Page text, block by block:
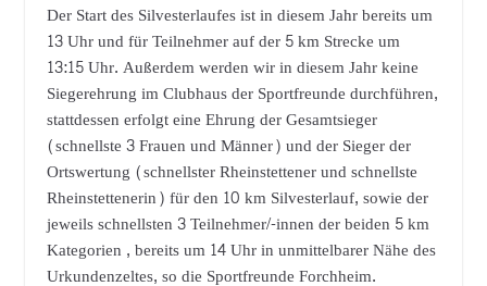
Der Start des Silvesterlaufes ist in diesem Jahr bereits um
13 Uhr und für Teilnehmer auf der 5 km Strecke um
13:15 Uhr. Außerdem werden wir in diesem Jahr keine
Siegerehrung im Clubhaus der Sportfreunde durchführen,
stattdessen erfolgt eine Ehrung der Gesamtsieger
(schnellste 3 Frauen und Männer) und der Sieger der
Ortswertung (schnellster Rheinstettener und schnellste
Rheinstettenerin) für den 10 km Silvesterlauf, sowie der
jeweils schnellsten 3 Teilnehmer/-innen der beiden 5 km
Kategorien , bereits um 14 Uhr in unmittelbarer Nähe des
Urkundenzeltes, so die Sportfreunde Forchheim.